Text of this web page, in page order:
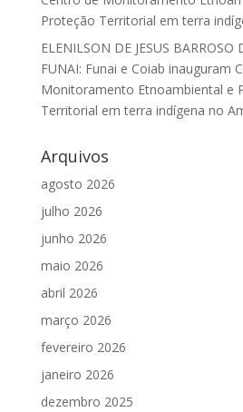
Proteção Territorial em terra
ELENILSON DE JESUS BARROSO
FUNAI: Funai e Coiab inauguram
Monitoramento Etnoambiental e
Territorial em terra indígena no
Arquivos
agosto 2026
julho 2026
junho 2026
maio 2026
abril 2026
março 2026
fevereiro 2026
janeiro 2026
dezembro 2025